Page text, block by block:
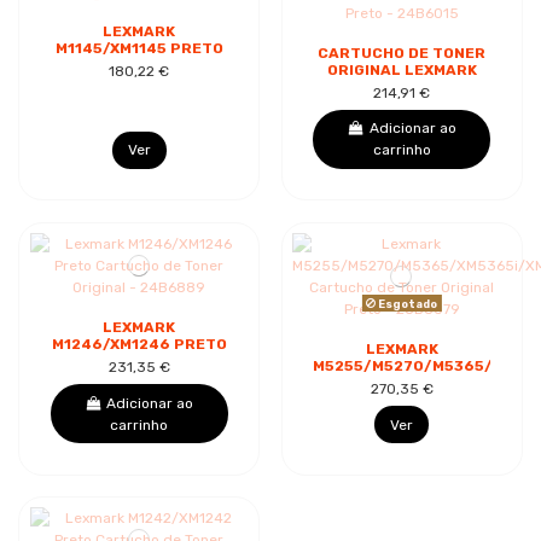
LEXMARK
M1145/XM1145 PRETO
CARTUCHO DE TONER
ORIGINAL - 24B6035
180,22 €
Ver
CARTUCHO DE TONER
ORIGINAL LEXMARK
M5155/M5163/M5170/
PRETO - 24B6015
214,91 €
Adicionar ao
carrinho
LEXMARK
M1246/XM1246 PRETO
CARTUCHO DE TONER
ORIGINAL - 24B6889
231,35 €
Adicionar ao
carrinho
Esgotado
LEXMARK
M5255/M5270/M5365/
CARTUCHO DE TONER
ORIGINAL PRETO -
25B3079
270,35 €
Ver